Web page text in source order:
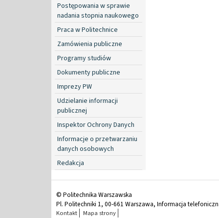
Postępowania w sprawie
nadania stopnia naukowego
Praca w Politechnice
Zamówienia publiczne
Programy studiów
Dokumenty publiczne
Imprezy PW
Udzielanie informacji
publicznej
Inspektor Ochrony Danych
Informacje o przetwarzaniu
danych osobowych
Redakcja
© Politechnika Warszawska
Pl. Politechniki 1, 00-661 Warszawa, Informacja
Kontakt Mapa strony